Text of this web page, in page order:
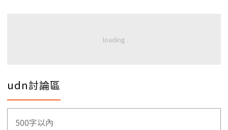
udn討論區